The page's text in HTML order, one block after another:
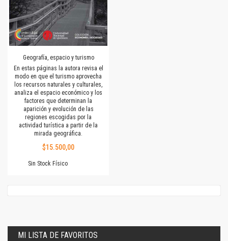
Geografía, espacio y turismo
En estas páginas la autora revisa el
modo en que el turismo aprovecha
los recursos naturales y culturales,
analiza el espacio económico y los
factores que determinan la
aparición y evolución de las
regiones escogidas por la
actividad turística a partir de la
mirada geográfica.
$15.500,00
Sin Stock Físico
MI LISTA DE FAVORITOS